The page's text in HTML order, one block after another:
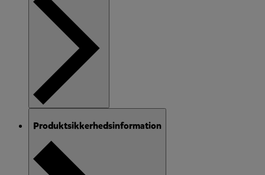
Produktsikkerhedsinformation